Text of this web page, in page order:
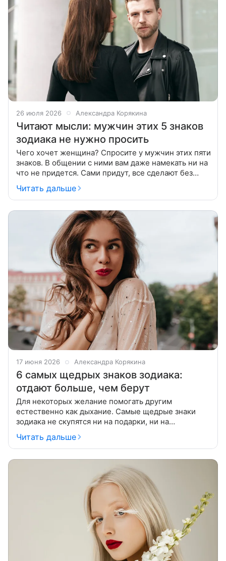
26 июля 2026 Александра Корякина
Читают мысли: мужчин этих 5 знаков
зодиака не нужно просить
Чего хочет женщина? Спросите у мужчин этих пяти
знаков. В общении с ними вам даже намекать ни на
что не придется. Сами придут, все сделают без
способность читать мысли и
Читать дальше
17 июня 2026 Александра Корякина
6 самых щедрых знаков зодиака:
отдают больше, чем берут
Для некоторых желание помогать другим
естественно как дыхание. Самые щедрые знаки
зодиака не скупятся ни на подарки, ни на
комплименты. Великодушие может проявляться в
желании осыпать любимых цветами, в умении
Читать дальше